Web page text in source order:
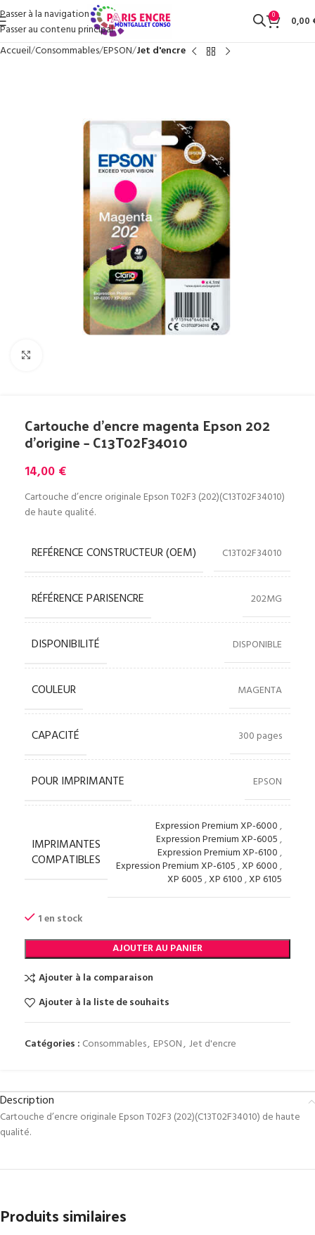
Passer à la navigation
Passer au contenu principal
0 0,00
Accueil Consommables EPSON Jet d'encre
Cartouche d’encre magenta Epson 202
d’origine – C13T02F34010
14,00 €
Cartouche d’encre originale Epson T02F3 (202)(C13T02F34010)
de haute qualité.
REFÉRENCE CONSTRUCTEUR (OEM) C13T02F34010
RÉFÉRENCE PARISENCRE 202MG
DISPONIBILITÉ DISPONIBLE
COULEUR MAGENTA
CAPACITÉ 300 pages
POUR IMPRIMANTE EPSON
IMPRIMANTES
COMPATIBLES
Expression Premium XP-6000,
Expression Premium XP-6005,
Expression Premium XP-6100,
Expression Premium XP-6105,XP 6000,
XP 6005,XP 6100,XP 6105
1 en stock
AJOUTER AU PANIER
Ajouter à la comparaison
Ajouter à la liste de souhaits
Catégories : Consommables, EPSON, Jet d'encre
Description
Cartouche d’encre originale Epson T02F3 (202)(C13T02F34010) de haute
qualité.
Produits similaires